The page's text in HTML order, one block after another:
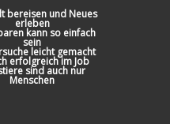
bereisen und Neues
erleben
kann so einfach
sein
leicht gemacht
erfolgreich im Job
sind auch nur
Menschen